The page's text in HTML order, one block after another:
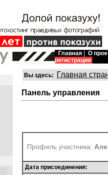
Главная
О
регистрации
Вы здесь: Главная
Панель управления
Профиль участника:
Дата присоединения: